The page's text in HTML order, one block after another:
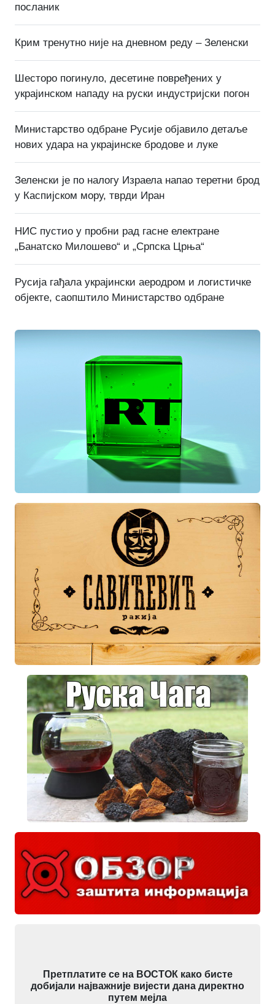
посланик
Крим тренутно није на дневном реду – Зеленски
Шесторо погинуло, десетине повређених у
украјинском нападу на руски индустријски погон
Министарство одбране Русије објавило детаље
нових удара на украјинске бродове и луке
Зеленски је по налогу Израела напао теретни брод
у Каспијском мору, тврди Иран
НИС пустио у пробни рад гасне електране
„Банатско Милошево“ и „Српска Црња“
Русија гађала украјински аеродром и логистичке
објекте, саопштило Министарство одбране
Претплатите се на ВОСТОК како бисте
добијали најважније вијести дана директно
путем мејла